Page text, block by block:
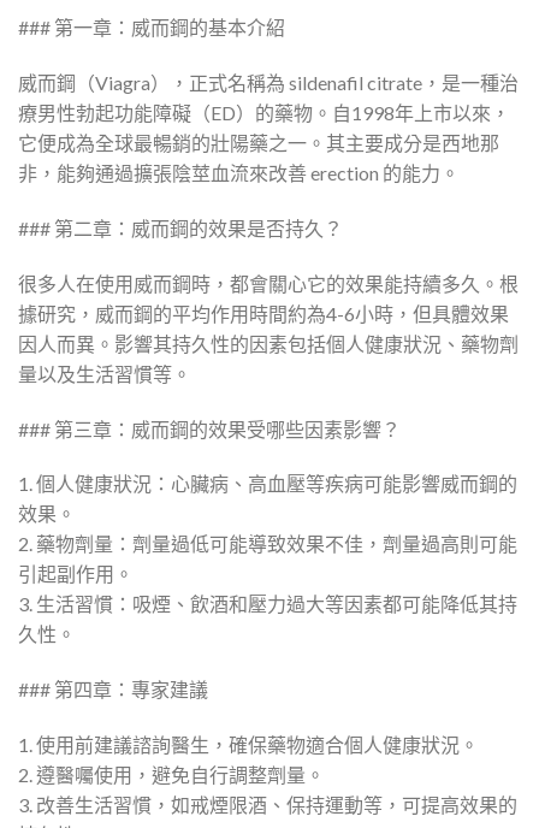
### 第一章：威而鋼的基本介紹
威而鋼（Viagra），正式名稱為 sildenafil citrate，是一種治
療男性勃起功能障礙（ED）的藥物。自1998年上市以來，
它便成為全球最暢銷的壯陽藥之一。其主要成分是西地那
非，能夠通過擴張陰莖血流來改善 erection 的能力。
### 第二章：威而鋼的效果是否持久？
很多人在使用威而鋼時，都會關心它的效果能持續多久。根
據研究，威而鋼的平均作用時間約為4-6小時，但具體效果
因人而異。影響其持久性的因素包括個人健康狀況、藥物劑
量以及生活習慣等。
### 第三章：威而鋼的效果受哪些因素影響？
1. 個人健康狀況：心臟病、高血壓等疾病可能影響威而鋼的
效果。
2. 藥物劑量：劑量過低可能導致效果不佳，劑量過高則可能
引起副作用。
3. 生活習慣：吸煙、飲酒和壓力過大等因素都可能降低其持
久性。
### 第四章：專家建議
1. 使用前建議諮詢醫生，確保藥物適合個人健康狀況。
2. 遵醫囑使用，避免自行調整劑量。
3. 改善生活習慣，如戒煙限酒、保持運動等，可提高效果的